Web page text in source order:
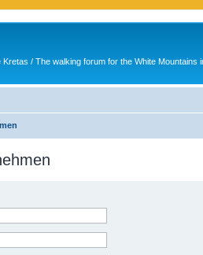
/ The walking forum for the White Mountains